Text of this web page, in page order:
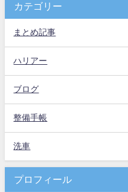
カテゴリー
まとめ記事
ハリアー
ブログ
整備手帳
洗車
プロフィール